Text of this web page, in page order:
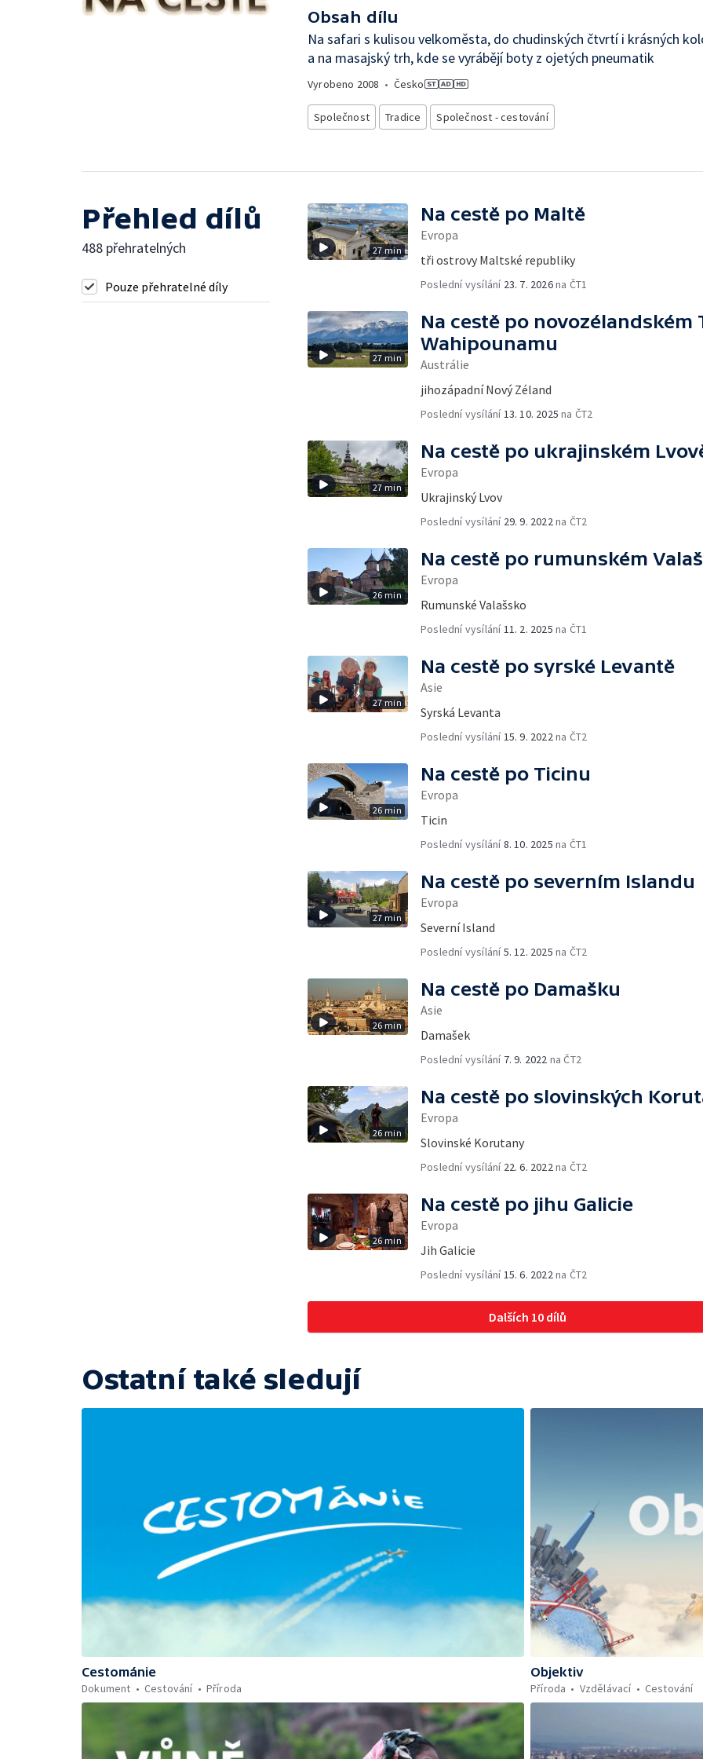
Obsah dílu
Na safari s kulisou velkoměsta, do chudinských čtvrtí i krásných
a na masajský trh, kde se vyrábějí boty z ojetých pneumatik
Vyrobeno 2008 • Česko
Společnost Tradice Společnost - cestování
Přehled dílů
488 přehratelných
Pouze přehratelné díly
27 min
Na cestě po Maltě
Evropa
tři ostrovy Maltské republiky
Poslední vysílání 23. 7. 2026na ČT1
27 min
Na cestě po novozélandském
Wahipounamu
Austrálie
jihozápadní Nový Zéland
Poslední vysílání 13. 10. 2025 na ČT2
27 min
Na cestě po ukrajinském
Evropa
Ukrajinský Lvov
Poslední vysílání 29. 9. 2022 na ČT2
26 min
Na cestě po rumunském
Evropa
Rumunské Valašsko
Poslední vysílání 11. 2. 2025 na ČT1
27 min
Na cestě po syrské Levantě
Asie
Syrská Levanta
Poslední vysílání 15. 9. 2022 na ČT2
26 min
Na cestě po Ticinu
Evropa
Ticin
Poslední vysílání8. 10. 2025 na ČT1
27 min
Na cestě po severním Islandu
Evropa
Severní Island
Poslední vysílání5. 12. 2025 na ČT2
26 min
Na cestě po Damašku
Asie
Damašek
Poslední vysílání 7. 9. 2022 na ČT2
26 min
Na cestě po slovinských
Evropa
Slovinské Korutany
Poslední vysílání 22. 6. 2022 na ČT2
26 min
Na cestě po jihu Galicie
Evropa
Jih Galicie
Poslední vysílání 15. 6. 2022 na ČT2
Dalších 10 dílů
Ostatní také sledují
Cestománie
Dokument
Cestování Příroda
Objektiv
Příroda
Vzdělávací Cestování